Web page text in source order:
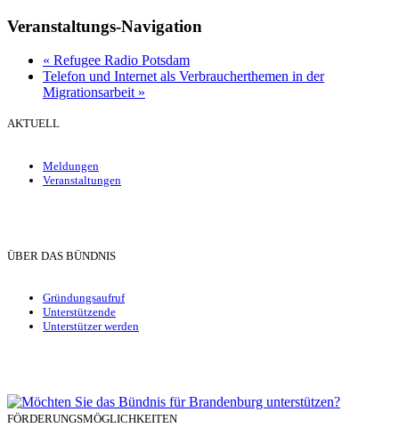
Veranstaltungs-Navigation
« Refugee Radio Potsdam
Telefon und Internet als Verbraucherthemen in der
Migrationsarbeit »
AKTUELL
Meldungen
Veranstaltungen
ÜBER DAS BÜNDNIS
Gründungsaufruf
Unterstützende
Unterstützer werden
FÖRDERUNGSMÖGLICHKEITEN